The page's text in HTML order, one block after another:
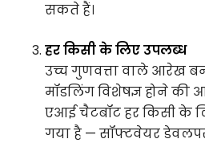
सकते हैं।
हर किसी के लिए उपलब्ध
उच्च गुणवत्ता वाले आरेख
मॉडलिंग विशेषज्ञ होने की
एआई चैटबॉट हर किसी के
गया है — सॉफ्टवेयर